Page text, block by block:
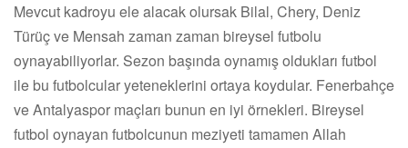
Mevcut kadroyu ele alacak olursak Bilal, Chery, Deniz
Türüç ve Mensah zaman zaman bireysel futbolu
oynayabiliyorlar. Sezon başında oynamış oldukları futbol
ile bu futbolcular yeteneklerini ortaya koydular. Fenerbahçe
ve Antalyaspor maçları bunun en iyi örnekleri. Bireysel
futbol oynayan futbolcunun meziyeti tamamen Allah